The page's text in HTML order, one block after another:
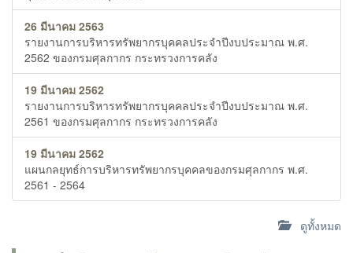
26 มีนาคม 2563
รายงานการบริหารทรัพยากรบุคคลประจำปีงบประมาณ พ.ศ.
2562 ของกรมศุลกากร กระทรวงการคลัง
19 มีนาคม 2562
รายงานการบริหารทรัพยากรบุคคลประจำปีงบประมาณ พ.ศ.
2561 ของกรมศุลกากร กระทรวงการคลัง
19 มีนาคม 2562
แผนกลยุทธ์การบริหารทรัพยากรบุคคลของกรมศุลกากร พ.ศ.
2561 - 2564
ดูทั้งหมด